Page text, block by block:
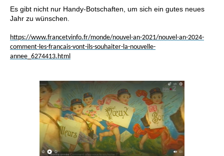
Es gibt nicht nur Handy-Botschaften, um sich ein gutes neues
Jahr zu wünschen.
https://www.francetvinfo.fr/monde/nouvel-an-2021/nouvel-an-2024-
comment-les-francais-vont-ils-souhaiter-la-nouvelle-
annee_6274413.html